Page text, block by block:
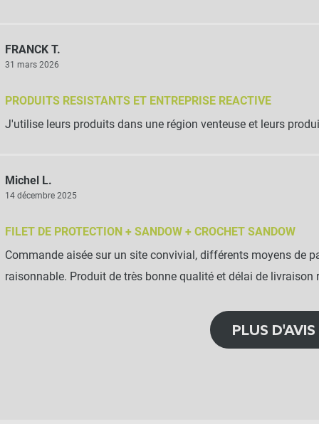
FRANCK T.
31 mars 2026
PRODUITS RESISTANTS ET ENTREPRISE REACTIVE
J'utilise leurs produits dans une région venteuse et leurs
Michel L.
14 décembre 2025
FILET DE PROTECTION + SANDOW + CROCHET SANDOW
Commande aisée sur un site convivial, différents moyens de
raisonnable. Produit de très bonne qualité et délai de livraison
PLUS D'AVIS